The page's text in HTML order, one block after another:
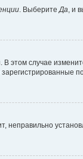
. Выберите Да , и
этом случае
неправильно